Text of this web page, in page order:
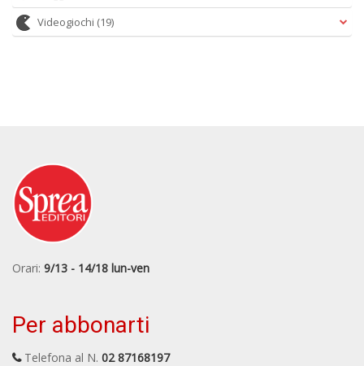
Videogiochi (19)
Orari: 9/13 - 14/18 lun-ven
Per abbonarti
Telefona al N. 02 87168197